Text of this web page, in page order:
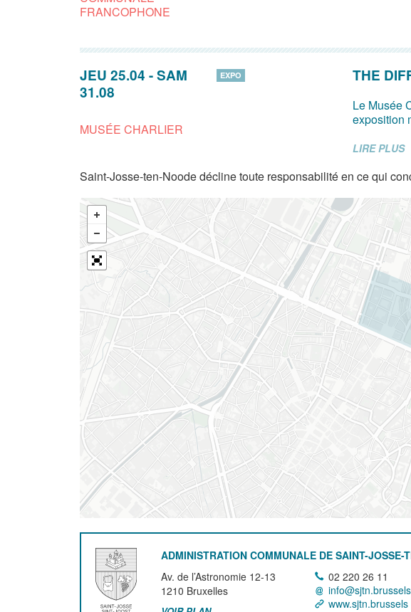
FRANCOPHONE
JEU 25.04 -SAM
31.08
MUSÉE CHARLIER
EXPO THE
Le Musée
exposition
LIRE PLUS
Saint-Josse-ten-Noode décline toute responsabilité en ce qui
ADMINISTRATION COMMUNALE DE SAINT-JOSSE-
Av. de l’Astronomie 12-13
1210 Bruxelles
02 220 26 11
info@sjtn.brussels
www.sjtn.brussels